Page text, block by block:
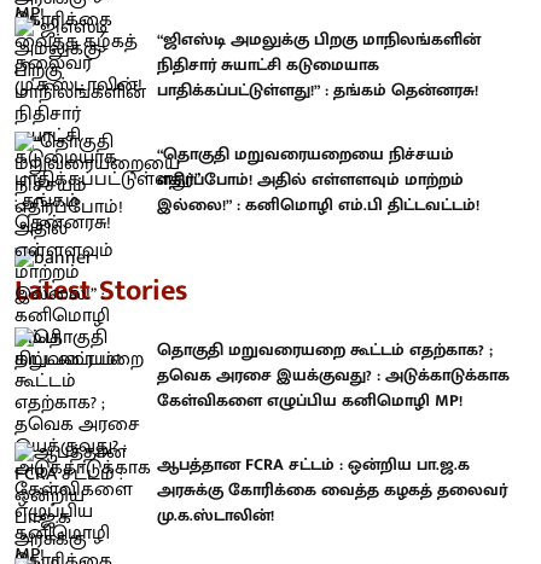
“ஜிஎஸ்டி அமலுக்கு பிறகு மாநிலங்களின்
நிதிசார் சுயாட்சி கடுமையாக
பாதிக்கப்பட்டுள்ளது!” : தங்கம் தென்னரசு!
“தொகுதி மறுவரையறையை நிச்சயம்
எதிர்ப்போம்! அதில் எள்ளளவும் மாற்றம்
இல்லை!” : கனிமொழி எம்.பி திட்டவட்டம்!
Latest Stories
தொகுதி மறுவரையறை கூட்டம் எதற்காக? ;
தவெக அரசை இயக்குவது? : அடுக்காடுக்காக
கேள்விகளை எழுப்பிய கனிமொழி MP!
ஆபத்தான FCRA சட்டம் : ஒன்றிய பா.ஜ.க
அரசுக்கு கோரிக்கை வைத்த கழகத் தலைவர்
மு.க.ஸ்டாலின்!